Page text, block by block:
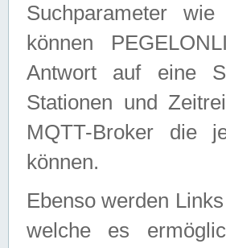
Suchparameter
können
Antwort auf eine
Stationen und
MQTT-Broker die
können.
Ebenso werden
welche es